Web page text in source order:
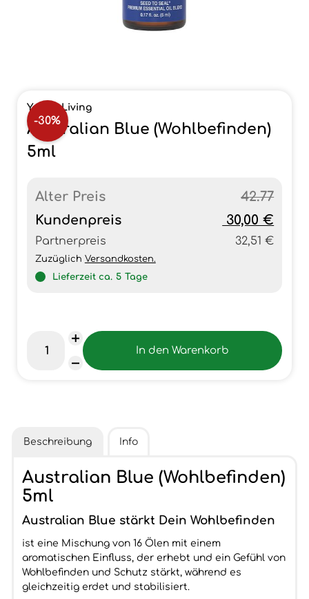
-30%
Young Living
Australian Blue (Wohlbefinden)
5ml
Alter Preis
42.77
Kundenpreis
30,00 €
Partnerpreis 32,51 €
Zuzüglich Versandkosten.
Lieferzeit ca. 5 Tage
Beschreibung Info
Australian Blue (Wohlbefinden)
5ml
Australian Blue stärkt Dein Wohlbefinden
ist eine Mischung von 16 Ölen mit einem
aromatischen Einfluss, der erhebt und ein Gefühl von
Wohlbefinden und Schutz stärkt, während es
gleichzeitig erdet und stabilisiert.